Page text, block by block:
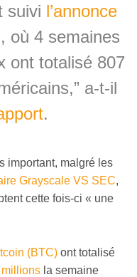
suivi l’annonce
, où 4 semaines
ont totalisé 807
a-t-il
.
important, malgré les
Grayscale VS SEC,
cette fois-ci « une
(BTC) ont totalisé
la semaine